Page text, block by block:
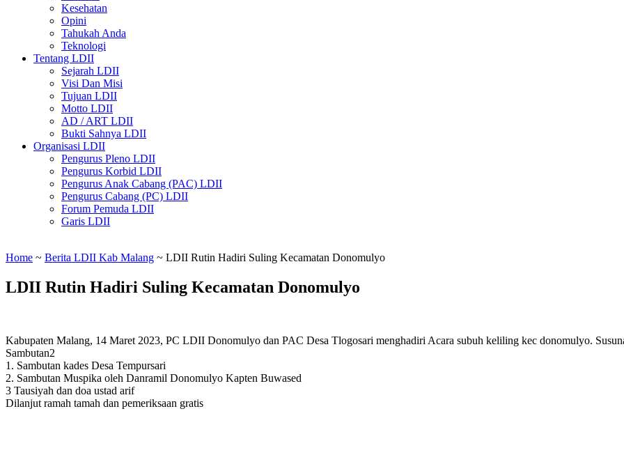
Kesehatan
Opini
Tahukah Anda
Teknologi
Tentang LDII
Sejarah LDII
Visi Dan Misi
Tujuan LDII
Motto LDII
AD / ART LDII
Bukti Sahnya LDII
Organisasi LDII
Pengurus Pleno LDII
Pengurus Korbid LDII
Pengurus Anak Cabang (PAC) LDII
Pengurus Cabang (PC) LDII
Forum Pemuda LDII
Garis LDII
Home ~ Berita LDII Kab Malang ~ LDII Rutin Hadiri Suling Kecamatan Donomulyo
LDII Rutin Hadiri Suling Kecamatan Donomulyo
Kabupaten Malang, 14 Maret 2023, PC LDII Donomulyo dan PAC Desa Tlogosari menghadiri Acara subuh keliling kec donomulyo.
Sambutan2
1. Sambutan kades Desa Tempursari
2. Sambutan Muspika oleh Danramil Donomulyo Kapten Buwased
3 Tausiyah dan doa ustad arif
Dilanjut ramah tamah dan pemeriksaan gratis